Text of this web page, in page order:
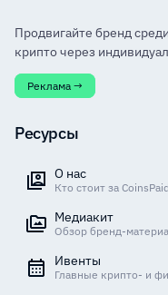
Продвигайте бренд
крипто через
Реклама →
Ресурсы
О нас
Кто стоит за
Медиакит
Обзор бренд-
Ивенты
Главные крипто- и